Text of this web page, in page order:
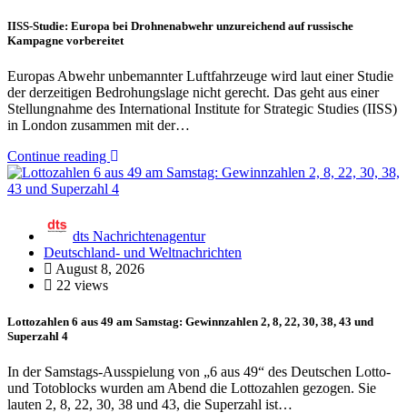
IISS-Studie: Europa bei Drohnenabwehr unzureichend auf russische
Kampagne vorbereitet
Europas Abwehr unbemannter Luftfahrzeuge wird laut einer Studie
der derzeitigen Bedrohungslage nicht gerecht. Das geht aus einer
Stellungnahme des International Institute for Strategic Studies (IISS)
in London zusammen mit der…
Continue reading
dts Nachrichtenagentur
Deutschland- und Weltnachrichten
August 8, 2026
22 views
Lottozahlen 6 aus 49 am Samstag: Gewinnzahlen 2, 8, 22, 30, 38, 43 und
Superzahl 4
In der Samstags-Ausspielung von „6 aus 49“ des Deutschen Lotto-
und Totoblocks wurden am Abend die Lottozahlen gezogen. Sie
lauten 2, 8, 22, 30, 38 und 43, die Superzahl ist…